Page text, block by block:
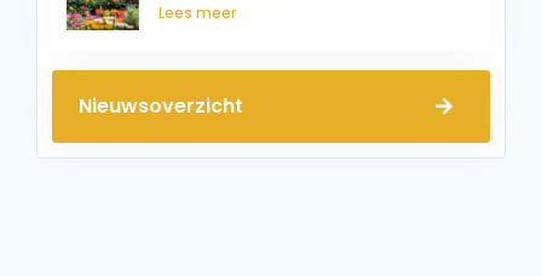
Lees meer
Nieuwsoverzicht